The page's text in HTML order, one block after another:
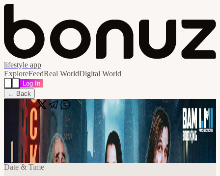
lifestyle app
ExploreFeedReal WorldDigital World
Log In
← Back
🔗
The Aristocrats, Torino
Milk, 10125 Torino città metropolitana di Torino, Italia
Date & Time